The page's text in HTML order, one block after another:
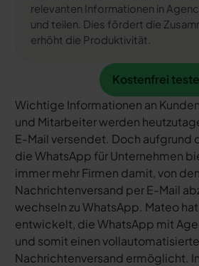
relevanten Informationen in
und teilen. Dies fördert die
erhöht die Produktivität.
Kostenfrei testen
Kostenfrei
Wichtige Informationen an
und Mitarbeiter werden
E-Mail versendet. Doch aufgrund
die WhatsApp für Unternehmen
immer mehr Firmen damit, von
Nachrichtenversand per E-Mail
wechseln zu WhatsApp. Mateo
entwickelt, die WhatsApp mit
und somit einen
Nachrichtenversand ermöglicht.